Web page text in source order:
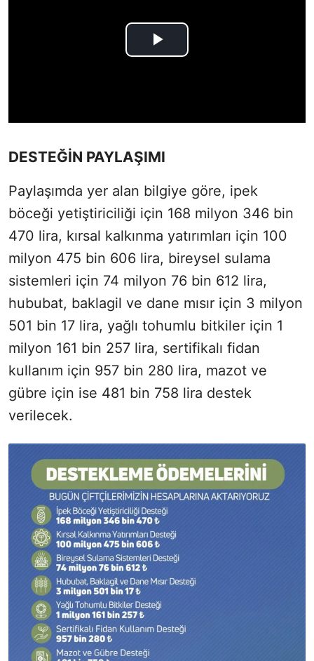
DESTEĞİN PAYLAŞIMI
Paylaşımda yer alan bilgiye göre, ipek
böceği yetiştiriciliği için 168 milyon 346 bin
470 lira, kırsal kalkınma yatırımları için 100
milyon 475 bin 606 lira, bireysel sulama
sistemleri için 74 milyon 76 bin 612 lira,
hububat, baklagil ve dane mısır için 3 milyon
501 bin 17 lira, yağlı tohumlu bitkiler için 1
milyon 161 bin 257 lira, sertifikalı fidan
kullanım için 957 bin 280 lira, mazot ve
gübre için ise 481 bin 758 lira destek
verilecek.